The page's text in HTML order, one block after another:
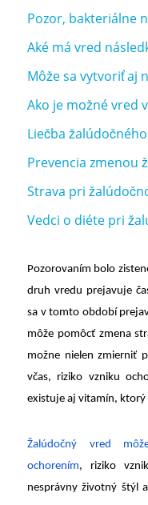
Pozor, bakteriálne
Aké má vred
Môže sa vytvoriť aj
Ako je možné vred
Liečba
Prevencia zmenou
Strava pri
Vedci o diéte pri
Pozorovaním bolo
druh vredu prejavuje
sa v tomto období
môže pomôcť zmena
možne nielen zmierniť
včas, riziko vzniku
existuje aj vitamín, ktorý
Žalúdočný vred
ochorením, riziko
nesprávny životný štýl